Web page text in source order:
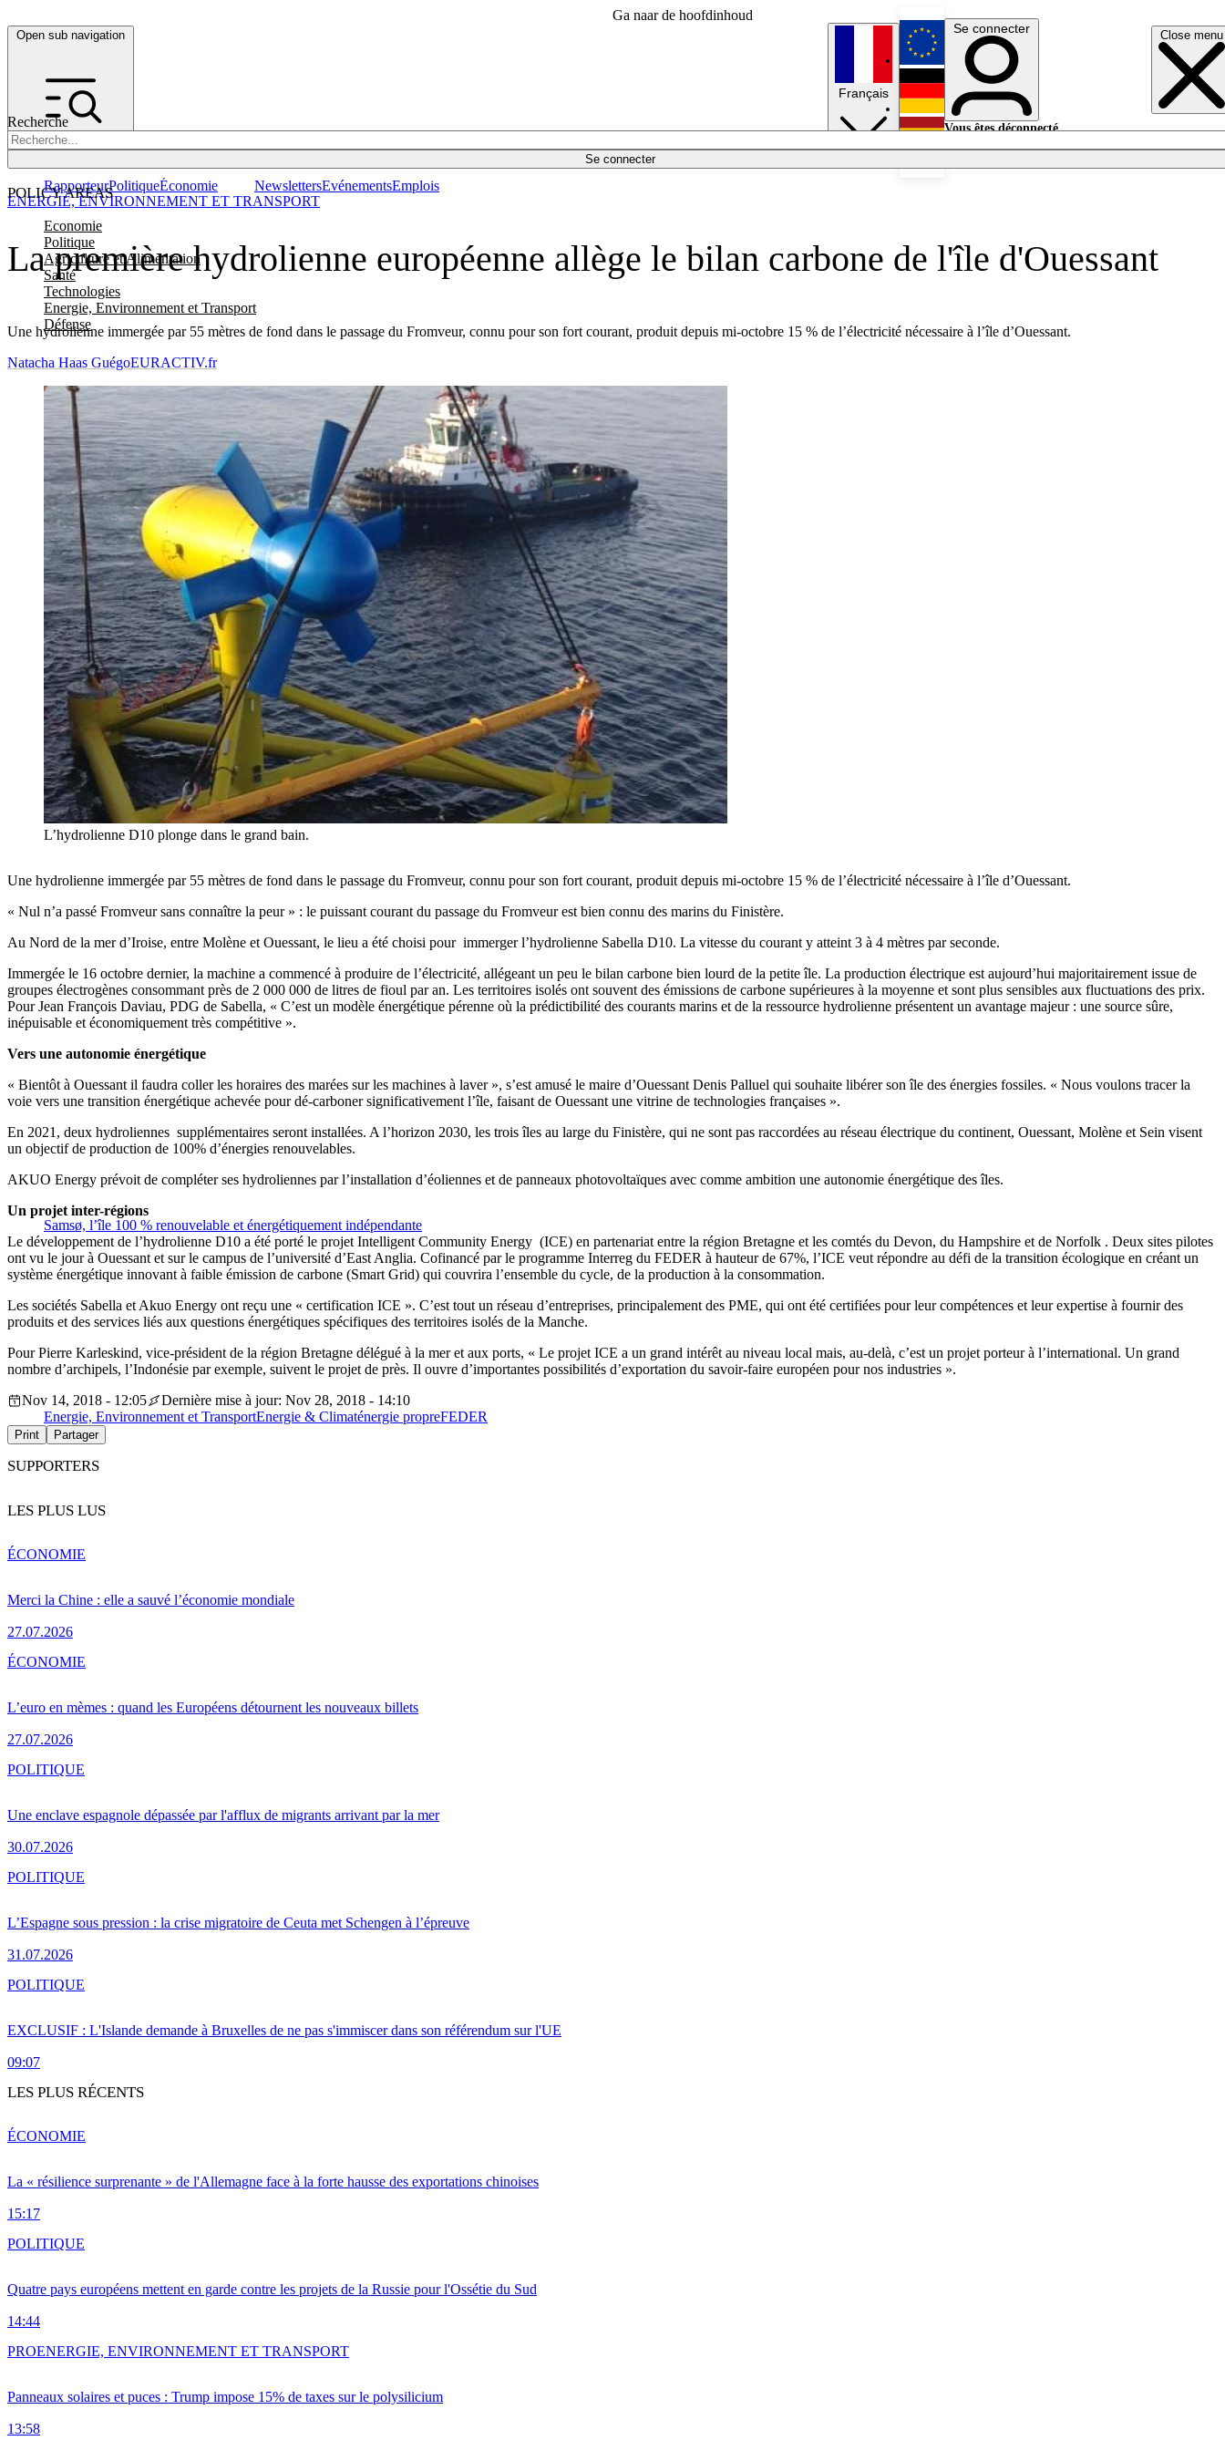
Ga naar de hoofdinhoud
Open sub navigation Close menu
Recherche
Se connecter
POLICY AREAS
Economie
Politique
Agriculture et Alimentation
Santé
Technologies
Energie, Environnement et Transport
Défense
RapporteurPolitiqueÉconomie NewslettersEvénementsEmplois
Français
English
Deutsch
Se connecter
Vous êtes déconnecté.
La première hydrolienne européenne allège le bilan carbone de l'île d'Ouessant
Une hydrolienne immergée par 55 mètres de fond dans le passage du Fromveur, connu pour son fort courant, produit depuis mi-octobre 15 % de l’électricité nécessaire à l’île d’Ouessant.
ENERGIE, ENVIRONNEMENT ET TRANSPORT
Natacha Haas GuégoEURACTIV.fr
L’hydrolienne D10 plonge dans le grand bain.
Une hydrolienne immergée par 55 mètres de fond dans le passage du Fromveur, connu pour son fort courant, produit depuis mi-octobre 15 % de l’électricité nécessaire à l’île d’Ouessant.
« Nul n’a passé Fromveur sans connaître la peur » : le puissant courant du passage du Fromveur est bien connu des marins du Finistère.
Au Nord de la mer d’Iroise, entre Molène et Ouessant, le lieu a été choisi pour immerger l’hydrolienne Sabella D10. La vitesse du courant y atteint 3 à 4 mètres par seconde.
Immergée le 16 octobre dernier, la machine a commencé à produire de l’électricité, allégeant un peu le bilan carbone bien lourd de la petite île. La production électrique est aujourd’hui majoritairement issue de
groupes électrogènes consommant près de 2 000 000 de litres de fioul par an. Les territoires isolés ont souvent des émissions de carbone supérieures à la moyenne et sont plus sensibles aux fluctuations des prix.
Pour Jean François Daviau, PDG de Sabella, « C’est un modèle énergétique pérenne où la prédictibilité des courants marins et de la ressource hydrolienne présentent un avantage majeur : une source sûre,
inépuisable et économiquement très compétitive ».
Vers une autonomie énergétique
« Bientôt à Ouessant il faudra coller les horaires des marées sur les machines à laver », s’est amusé le maire d’Ouessant Denis Palluel qui souhaite libérer son île des énergies fossiles. « Nous voulons tracer la
voie vers une transition énergétique achevée pour dé-carboner significativement l’île, faisant de Ouessant une vitrine de technologies françaises ».
En 2021, deux hydroliennes supplémentaires seront installées. A l’horizon 2030, les trois îles au large du Finistère, qui ne sont pas raccordées au réseau électrique du continent, Ouessant, Molène et Sein visent
un objectif de production de 100% d’énergies renouvelables.
AKUO Energy prévoit de compléter ses hydroliennes par l’installation d’éoliennes et de panneaux photovoltaïques avec comme ambition une autonomie énergétique des îles.
Samsø, l’île 100 % renouvelable et énergétiquement indépendante
Un projet inter-régions
Le développement de l’hydrolienne D10 a été porté le projet Intelligent Community Energy (ICE) en partenariat entre la région Bretagne et les comtés du Devon, du Hampshire et de Norfolk . Deux sites pilotes
ont vu le jour à Ouessant et sur le campus de l’université d’East Anglia. Cofinancé par le programme Interreg du FEDER à hauteur de 67%, l’ICE veut répondre au défi de la transition écologique en créant un
système énergétique innovant à faible émission de carbone (Smart Grid) qui couvrira l’ensemble du cycle, de la production à la consommation.
Les sociétés Sabella et Akuo Energy ont reçu une « certification ICE ». C’est tout un réseau d’entreprises, principalement des PME, qui ont été certifiées pour leur compétences et leur expertise à fournir des
produits et des services liés aux questions énergétiques spécifiques des territoires isolés de la Manche.
Pour Pierre Karleskind, vice-président de la région Bretagne délégué à la mer et aux ports, « Le projet ICE a un grand intérêt au niveau local mais, au-delà, c’est un projet porteur à l’international. Un grand
nombre d’archipels, l’Indonésie par exemple, suivent le projet de près. Il ouvre d’importantes possibilités d’exportation du savoir-faire européen pour nos industries ».
Nov 14, 2018 - 12:05
Dernière mise à jour: Nov 28, 2018 - 14:10
Energie, Environnement et TransportEnergie & Climaténergie propreFEDER
Print Partager
SUPPORTERS
LES PLUS LUS
Merci la Chine : elle a sauvé l’économie mondiale
27.07.2026
ÉCONOMIE
L’euro en mèmes : quand les Européens détournent les nouveaux billets
27.07.2026
ÉCONOMIE
Une enclave espagnole dépassée par l'afflux de migrants arrivant par la mer
30.07.2026
POLITIQUE
L’Espagne sous pression : la crise migratoire de Ceuta met Schengen à l’épreuve
31.07.2026
POLITIQUE
EXCLUSIF : L'Islande demande à Bruxelles de ne pas s'immiscer dans son référendum sur l'UE
09:07
POLITIQUE
LES PLUS RÉCENTS
La « résilience surprenante » de l'Allemagne face à la forte hausse des exportations chinoises
15:17
ÉCONOMIE
Quatre pays européens mettent en garde contre les projets de la Russie pour l'Ossétie du Sud
14:44
POLITIQUE
Panneaux solaires et puces : Trump impose 15% de taxes sur le polysilicium
13:58
PROENERGIE, ENVIRONNEMENT ET TRANSPORT